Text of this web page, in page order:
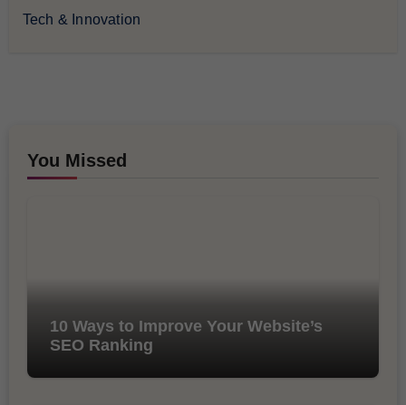
Tech & Innovation
You Missed
10 Ways to Improve Your Website’s
SEO Ranking